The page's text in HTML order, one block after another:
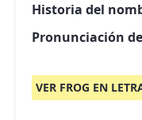
Historia del
Pronunciación
VER FROG EN